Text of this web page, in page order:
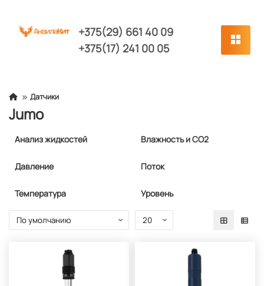
+375(29) 661 40 09
+375(17) 241 00 05
Датчики
Jumo
Анализ жидкостей Влажность и CO2
Давление Поток
Температура Уровень